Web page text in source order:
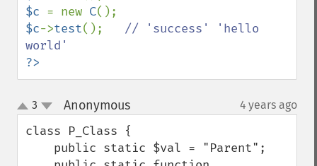
$c = new C
$c->test(); // 'success' 'hello
?>
up
down
3 Anonymous¶ 4 years ago
class P_Class {